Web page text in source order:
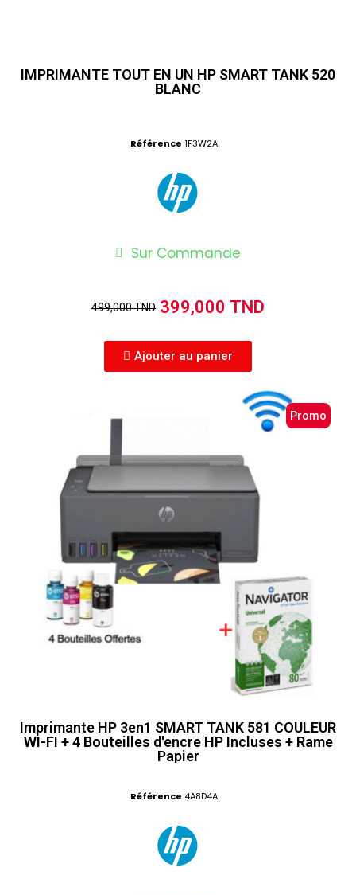
IMPRIMANTE TOUT EN UN HP SMART TANK 520
BLANC
Référence 1F3W2A
Sur Commande
499,000 TND 399,000 TND
Ajouter au panier
Promo
Imprimante HP 3en1 SMART TANK 581 COULEUR
WI-FI + 4 Bouteilles d'encre HP Incluses + Rame
Papier
Référence 4A8D4A